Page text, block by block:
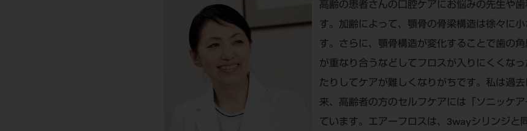
高齢の患者さんの口腔ケアにお悩みの先生や
す。加齢によって、顎骨の骨梁構造は徐々に
す。さらに、顎骨構造が変化することで歯の
が重なり合うなどしてフロスが入りにくくな
たりしてケアが難しくなりがちです。私は過
来、高齢者の方のセルフケアには「ソニッケ
ています。エアーフロスは、3wayシリンジと